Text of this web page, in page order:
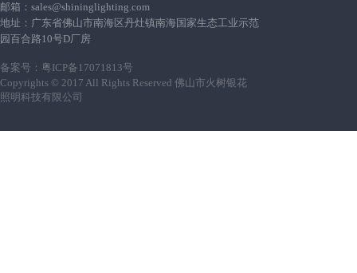
邮箱：sales@shininglighting.com
地址：广东省佛山市南海区丹灶镇南海国家生态工业示范
园百合路10号D厂房
备案号： 粤ICP备17071813号
Copyrights © 2017 All Rights Reserved 佛山市火树银花
照明科技有限公司